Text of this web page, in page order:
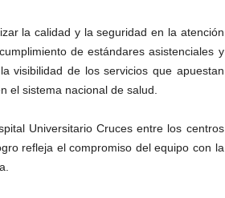
la calidad y la seguridad en la atención
de estándares asistenciales y
visibilidad de los servicios que apuestan
el sistema nacional de salud.
Universitario Cruces entre los centros
refleja el compromiso del equipo con la